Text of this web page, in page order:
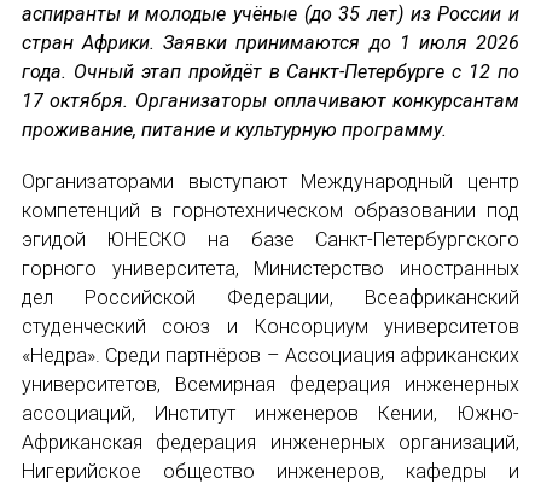
Медаль А. С. Пушкина
Оплата членских взносов МАПРЯЛ
МЕРОПРИЯТИЯ
Мероприятия МАПРЯЛ на 2026 год
50 лет МАПРЯЛ
Архив мероприятий
НОВОСТИ
КОНГРЕССЫ
XIII КОНГРЕСС МАПРЯЛ
аспиранты и молодые учёные (до 35 лет) из России и
стран Африки. Заявки принимаются до 1 июля 2026
года. Очный этап пройдёт в Санкт-Петербурге с 12 по
17 октября. Организаторы оплачивают конкурсантам
проживание, питание и культурную программу.
Организаторами выступают Международный центр
компетенций в горнотехническом образовании под
эгидой ЮНЕСКО на базе Санкт-Петербургского
горного университета, Министерство иностранных
дел Российской Федерации, Всеафриканский
студенческий союз и Консорциум университетов
«Недра». Среди партнёров – Ассоциация африканских
университетов, Всемирная федерация инженерных
ассоциаций, Институт инженеров Кении, Южно-
Африканская федерация инженерных организаций,
Нигерийское общество инженеров, кафедры и